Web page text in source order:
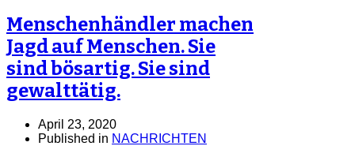
Menschenhändler machen
Jagd auf Menschen. Sie
sind bösartig. Sie sind
gewalttätig.
April 23, 2020
Published in NACHRICHTEN